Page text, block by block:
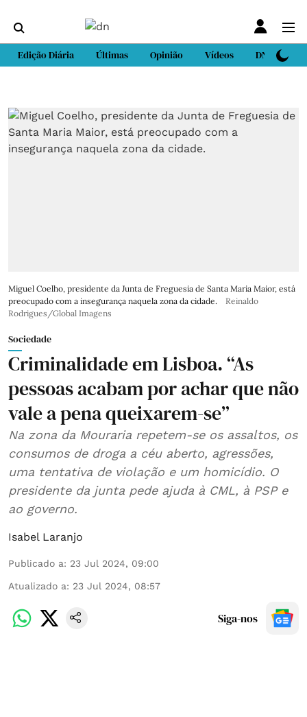
Edição Diária Últimas Opinião Vídeos DN Sport
Miguel Coelho, presidente da Junta de Freguesia de Santa Maria Maior, está
preocupado com a insegurança naquela zona da cidade.
Reinaldo
Rodrigues/Global Imagens
Sociedade
Criminalidade em Lisboa. “As
pessoas acabam por achar que não
vale a pena queixarem-se”
Na zona da Mouraria repetem-se os assaltos, os
consumos de droga a céu aberto, agressões,
uma tentativa de violação e um homicídio. O
presidente da junta pede ajuda à CML, à PSP e
ao governo.
Isabel Laranjo
Publicado a: 23 Jul 2024, 09:00
Atualizado a: 23 Jul 2024, 08:57
Siga-nos